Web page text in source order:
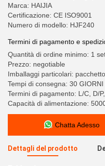
Marca: HAIJIA
Certificazione: CE ISO9001
Numero di modello: HJF240
Termini di pagamento e
Quantità di ordine minimo: 1
Prezzo: negotiable
Imballaggi particolari:
Tempi di consegna: 30 GIORNI
Termini di pagamento: L/C, D/
Capacità di alimentazione:
Chatta Adesso
Dettagli del prodotto